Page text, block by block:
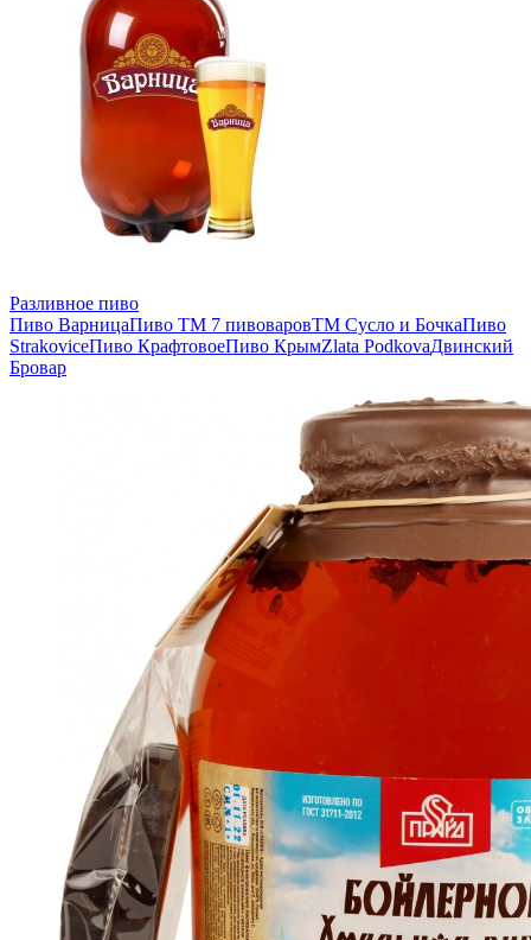
Разливное пиво
Пиво ВарницаПиво ТМ 7 пивоваровТМ Сусло и БочкаПиво
StrakoviceПиво КрафтовоеПиво КрымZlata PodkovaДвинский
Бровар